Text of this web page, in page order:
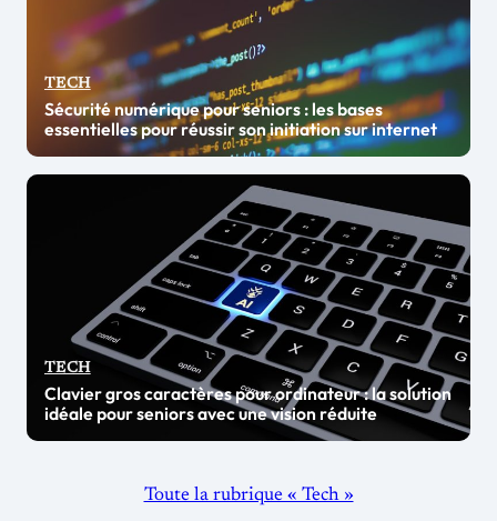
TECH
Sécurité numérique pour seniors : les bases
essentielles pour réussir son initiation sur internet
TECH
Clavier gros caractères pour ordinateur : la solution
idéale pour seniors avec une vision réduite
Toute la rubrique « Tech »